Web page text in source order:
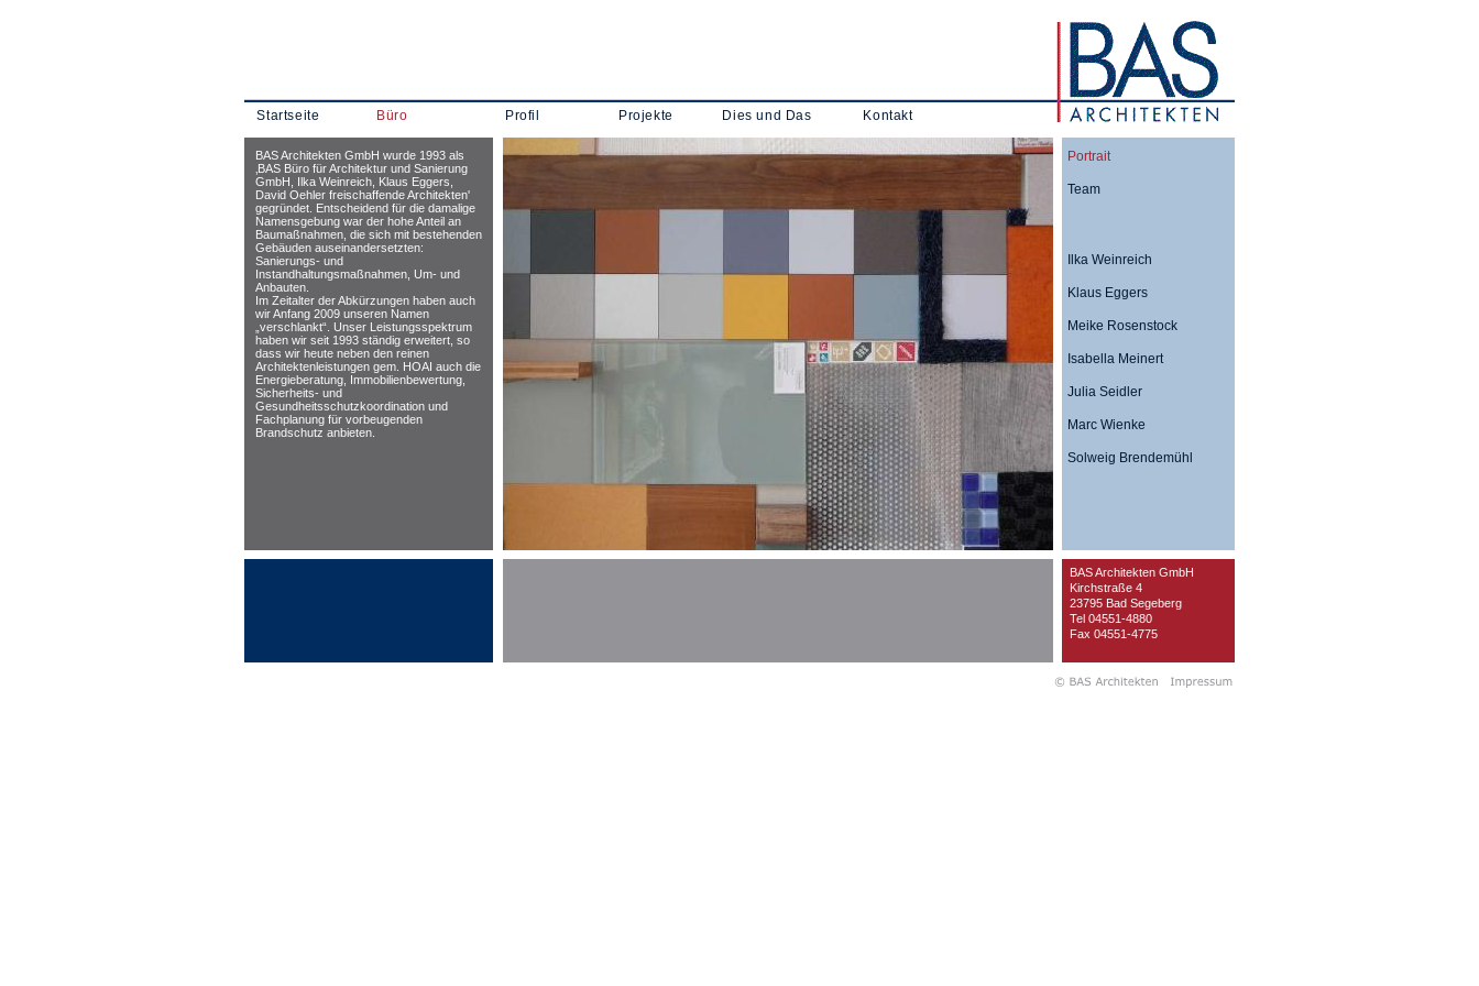
BAS Architekten GmbH wurde 1993 als
‚BAS Büro für Architektur und Sanierung
GmbH, Ilka Weinreich, Klaus Eggers,
David Oehler freischaffende Architekten'
gegründet. Entscheidend für die damalige
Namensgebung war der hohe Anteil an
Baumaßnahmen, die sich mit bestehenden
Gebäuden auseinandersetzten:
Sanierungs- und
Instandhaltungsmaßnahmen, Um- und
Anbauten.
Im Zeitalter der Abkürzungen haben auch
wir Anfang 2009 unseren Namen
„verschlankt“. Unser Leistungsspektrum
haben wir seit 1993 ständig erweitert, so
dass wir heute neben den reinen
Architektenleistungen gem. HOAI auch die
Energieberatung, Immobilienbewertung,
Sicherheits- und
Gesundheitsschutzkoordination und
Fachplanung für vorbeugenden
Brandschutz anbieten.
Portrait
Team
Ilka Weinreich
Klaus Eggers
Meike Rosenstock
Isabella Meinert
Julia Seidler
Marc Wienke
Solweig Brendemühl
BAS Architekten GmbH
Kirchstraße 4
23795 Bad Segeberg
Tel 04551-4880
Fax 04551-4775
Startseite Büro Profil Projekte Dies und Das Kontakt